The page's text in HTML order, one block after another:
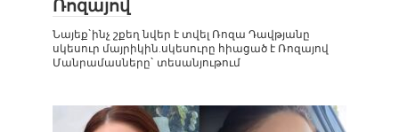
Ռոզայով
Նայեք`ինչ շքեղ նվեր է տվել Ռոզա Դավթյանը
սկեսուր մայրիկին.սկեսուրը հիացած է Ռոզայով
Մանրամասները` տեսանյութում